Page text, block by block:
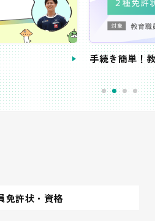
手続き簡単！
免許状・資格